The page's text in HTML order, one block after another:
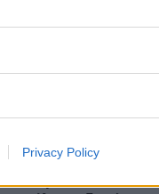
Privacy Policy
Κρήτη ζητά... τιμή
εκκλησάκι στον